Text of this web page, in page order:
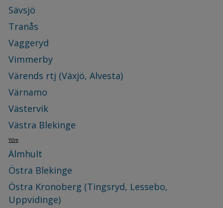
Sävsjö
Tranås
Vaggeryd
Vimmerby
Värends rtj (Växjö, Alvesta)
Värnamo
Västervik
Västra Blekinge
Ydre
Älmhult
Östra Blekinge
Östra Kronoberg (Tingsryd, Lessebo,
Uppvidinge)